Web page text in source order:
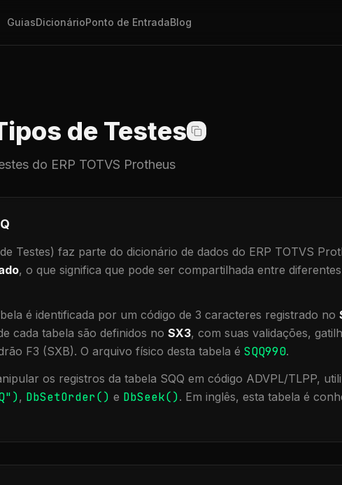
GuiasDicionárioPonto de EntradaBlog
de Testes
do ERP TOTVS Protheus
Testes) faz parte do dicionário de dados do ERP TOTVS
, o que significa que pode ser compartilhada entre
é identificada por um código de 3 caracteres registrado no
cada tabela são definidos no SX3, com suas validações,
F3 (SXB). O arquivo físico desta tabela é SQQ990.
os registros da tabela SQQ em código ADVPL/TLPP,
"), DbSetOrder() e DbSeek(). Em inglês, esta tabela é